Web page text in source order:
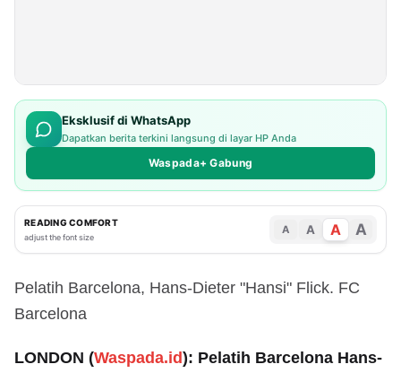
Eksklusif di WhatsApp
Dapatkan berita terkini langsung di layar HP Anda
Waspada+ Gabung
READING COMFORT
adjust the font size
A A A A
Pelatih Barcelona, Hans-Dieter "Hansi" Flick. FC
Barcelona
LONDON (Waspada.id): Pelatih Barcelona Hans-